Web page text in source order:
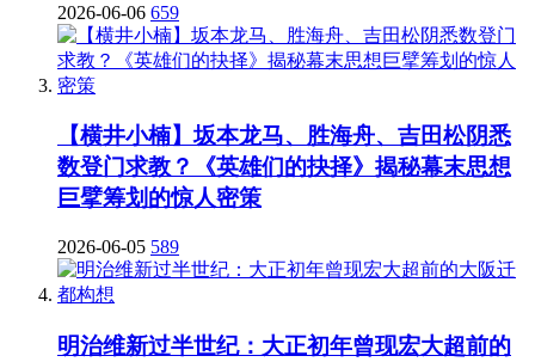
2026-06-06 659
【横井小楠】坂本龙马、胜海舟、吉田松阴悉
数登门求教？《英雄们的抉择》揭秘幕末思想
巨擘筹划的惊人密策
2026-06-05 589
明治维新过半世纪：大正初年曾现宏大超前的